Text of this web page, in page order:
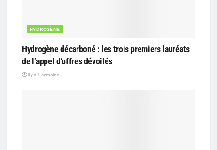
HYDROGÈNE
Hydrogène décarboné : les trois premiers lauréats
de l’appel d’offres dévoilés
il y a 1 semaine